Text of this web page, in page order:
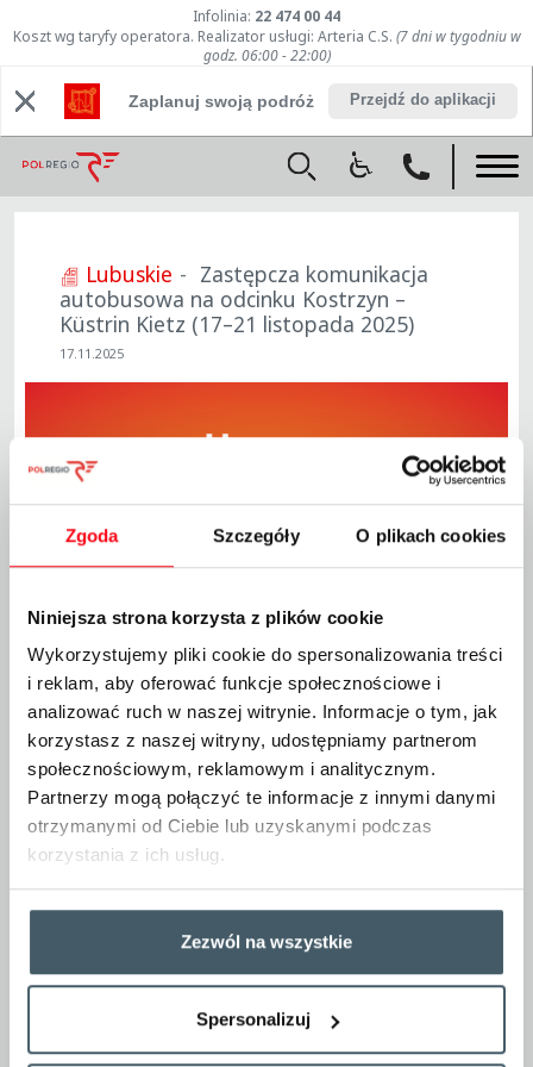
Zgoda Szczegóły O plikach cookies
Niniejsza strona korzysta z plików cookie
Wykorzystujemy pliki cookie do spersonalizowania treści
i reklam, aby oferować funkcje społecznościowe i
analizować ruch w naszej witrynie. Informacje o tym, jak
korzystasz z naszej witryny, udostępniamy partnerom
społecznościowym, reklamowym i analitycznym.
Partnerzy mogą połączyć te informacje z innymi danymi
otrzymanymi od Ciebie lub uzyskanymi podczas
korzystania z ich usług.
Zezwól na wszystkie
Spersonalizuj
Infolinia: 22 474 00 44
Koszt wg taryfy operatora. Realizator usługi: Arteria C.S. (7 dni w tygodniu w
godz. 06:00 - 22:00)
Zaplanuj swoją podróż Przejdź do aplikacji
Lubuskie
Zastępcza komunikacja
autobusowa na odcinku Kostrzyn –
Küstrin Kietz (17–21 listopada 2025)
17.11.2025
Zastępcza komunikacja autobusowa
Szanowni Państwo,
informujemy, że w terminie
17–21 listopada 2025 r.
odcinku Kostrzyn – Küstrin Kietz zostanie
wprowadzoneawaryjne zamknięcie torowe. W związku z
tym ruch pociągów nie będzie możliwy, a za wszystkie kursy
realizowane przez POLREGIO na tym fragmencie trasy
zostanie uruchomionaZastępcza Komunikacja
Autobusowa (ZKA)
.
Ze względu na możliwe wydłużenie czasu przejazdu prosimy
o uwzględnienie dodatkowego czasu w planowaniu podróży.